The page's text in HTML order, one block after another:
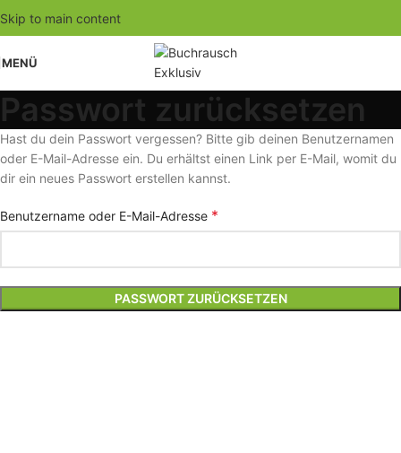
Skip to main content
MENÜ
Passwort zurücksetzen
Hast du dein Passwort vergessen? Bitte gib deinen Benutzernamen
oder E-Mail-Adresse ein. Du erhältst einen Link per E-Mail, womit du
dir ein neues Passwort erstellen kannst.
Benutzername oder E-Mail-Adresse *
PASSWORT ZURÜCKSETZEN